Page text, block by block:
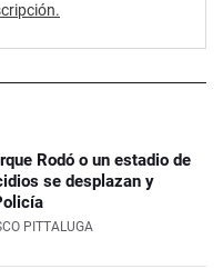
Rodó o un estadio de
se desplazan y
PITTALUGA